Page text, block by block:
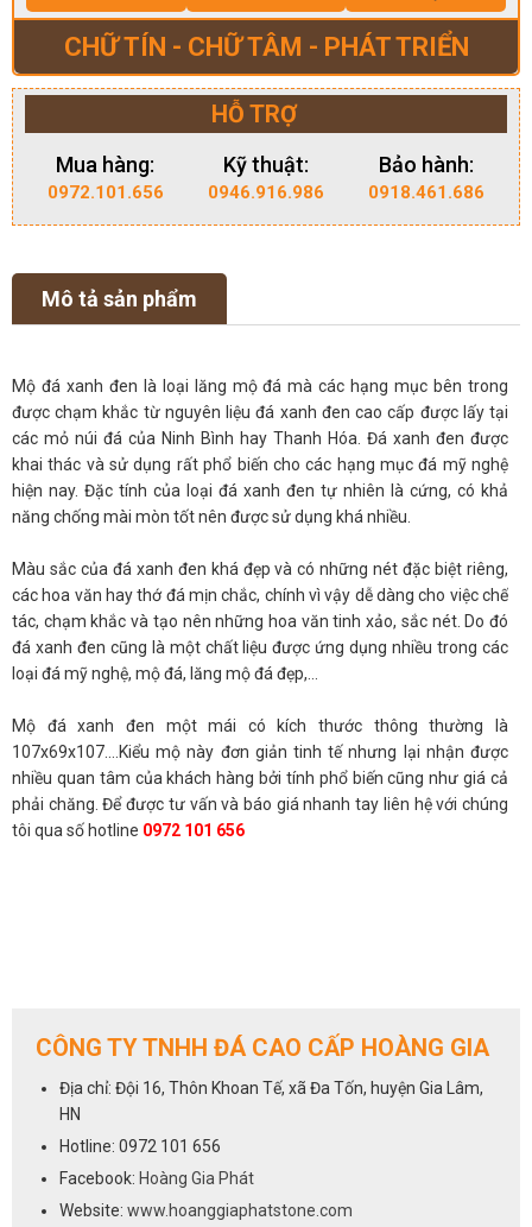
CHỮ TÍN - CHỮ TÂM - PHÁT TRIỂN
HỖ TRỢ
Mua hàng:
0972.101.656
Kỹ thuật:
0946.916.986
Bảo hành:
0918.461.686
Mô tả sản phẩm
Mộ đá xanh đen là loại lăng mộ đá mà các hạng mục bên trong
được chạm khắc từ nguyên liệu đá xanh đen cao cấp được lấy tại
các mỏ núi đá của Ninh Bình hay Thanh Hóa. Đá xanh đen được
khai thác và sử dụng rất phổ biến cho các hạng mục đá mỹ nghệ
hiện nay. Đặc tính của loại đá xanh đen tự nhiên là cứng, có khả
năng chống mài mòn tốt nên được sử dụng khá nhiều.
Màu sắc của đá xanh đen khá đẹp và có những nét đặc biệt riêng,
các hoa văn hay thớ đá mịn chắc, chính vì vậy dễ dàng cho việc chế
tác, chạm khắc và tạo nên những hoa văn tinh xảo, sắc nét. Do đó
đá xanh đen cũng là một chất liệu được ứng dụng nhiều trong các
loại đá mỹ nghệ, mộ đá, lăng mộ đá đẹp,…
Mộ đá xanh đen một mái có kích thước thông thường là
107x69x107....Kiểu mộ này đơn giản tinh tế nhưng lại nhận được
nhiều quan tâm của khách hàng bởi tính phổ biến cũng như giá cả
phải chăng. Để được tư vấn và báo giá nhanh tay liên hệ với chúng
tôi qua số hotline 0972 101 656
CÔNG TY TNHH ĐÁ CAO CẤP HOÀNG GIA
Địa chỉ: Đội 16, Thôn Khoan Tế, xã Đa Tốn, huyện Gia Lâm,
HN
Hotline: 0972 101 656
Facebook: Hoàng Gia Phát
Website: www.hoanggiaphatstone.com